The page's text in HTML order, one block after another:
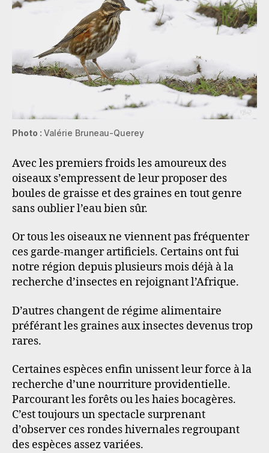
Photo : Valérie Bruneau-Querey
Avec les premiers froids les amoureux des
oiseaux s’empressent de leur proposer des
boules de graisse et des graines en tout genre
sans oublier l’eau bien sûr.
Or tous les oiseaux ne viennent pas fréquenter
ces garde-manger artificiels. Certains ont fui
notre région depuis plusieurs mois déjà à la
recherche d’insectes en rejoignant l’Afrique.
D’autres changent de régime alimentaire
préférant les graines aux insectes devenus trop
rares.
Certaines espèces enfin unissent leur force à la
recherche d’une nourriture providentielle.
Parcourant les forêts ou les haies bocagères.
C’est toujours un spectacle surprenant
d’observer ces rondes hivernales regroupant
des espèces assez variées.